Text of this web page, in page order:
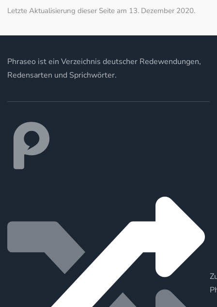
Letzte Aktualisierung dieser Seite am 13. Dezember 2020.
Phraseo ist ein Verzeichnis deutscher Redewendungen,
Redensarten und Sprichwörter.